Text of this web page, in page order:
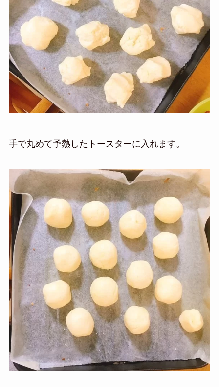
手で丸めて予熱したトースターに入れます。